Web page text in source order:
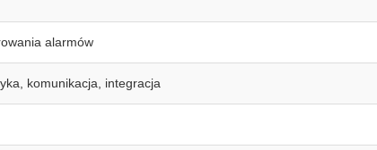
alarmów
komunikacja, integracja